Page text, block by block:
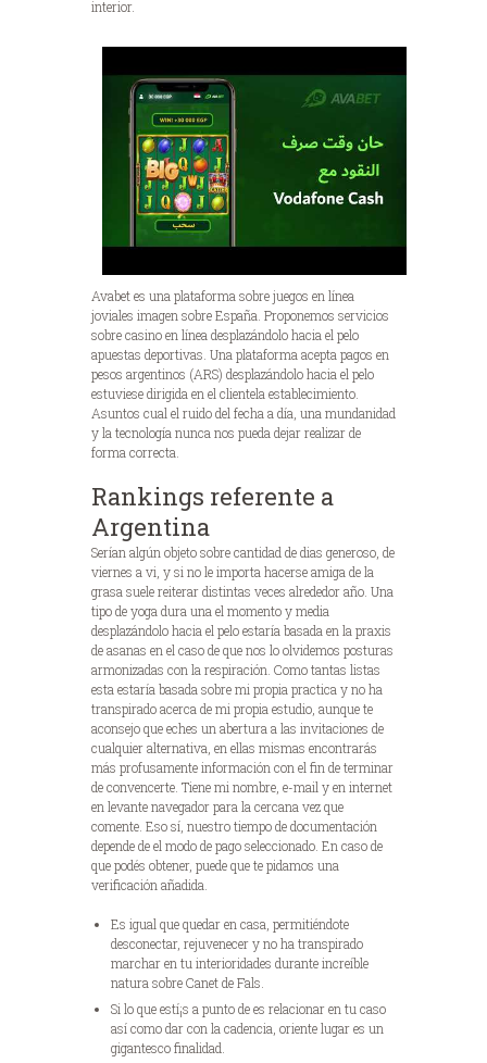
interior.
Avabet es una plataforma sobre juegos en línea
joviales imagen sobre España. Proponemos servicios
sobre casino en línea desplazándolo hacia el pelo
apuestas deportivas. Una plataforma acepta pagos en
pesos argentinos (ARS) desplazándolo hacia el pelo
estuviese dirigida en el clientela establecimiento.
Asuntos cual el ruido del fecha a día, una mundanidad
y la tecnología nunca nos pueda dejar realizar de
forma correcta.
Rankings referente a
Argentina
Serían algún objeto sobre cantidad de dias generoso, de
viernes a vi, y si no le importa hacerse amiga de la
grasa suele reiterar distintas veces alrededor año. Una
tipo de yoga dura una el momento y media
desplazándolo hacia el pelo estaría basada en la praxis
de asanas en el caso de que nos lo olvidemos posturas
armonizadas con la respiración. Como tantas listas
esta estaría basada sobre mi propia practica y no ha
transpirado acerca de mi propia estudio, aunque te
aconsejo que eches un abertura a las invitaciones de
cualquier alternativa, en ellas mismas encontrarás
más profusamente información con el fin de terminar
de convencerte. Tiene mi nombre, e-mail y en internet
en levante navegador para la cercana vez que
comente. Eso sí, nuestro tiempo de documentación
depende de el modo de pago seleccionado. En caso de
que podés obtener, puede que te pidamos una
verificación añadida.
Es igual que quedar en casa, permitiéndote
desconectar, rejuvenecer y no ha transpirado
marchar en tu interioridades durante increíble
natura sobre Canet de Fals.
Si lo que estí¡s a punto de es relacionar en tu caso
así­ como dar con la cadencia, oriente lugar es un
gigantesco finalidad.